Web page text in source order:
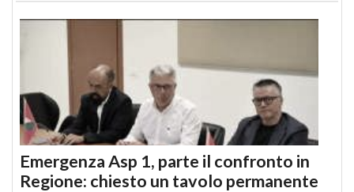
Emergenza Asp 1, parte il confronto in
Regione: chiesto un tavolo permanente